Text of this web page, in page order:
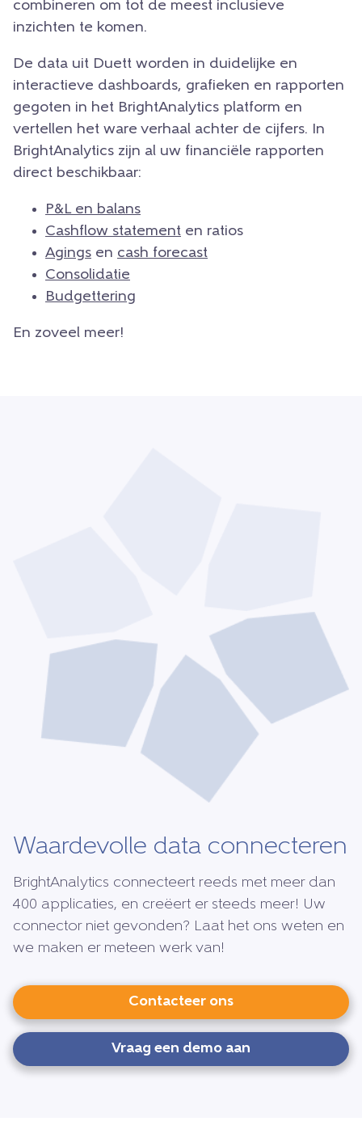
combineren om tot de meest inclusieve
inzichten te komen.
De data uit Duett worden in duidelijke en
interactieve dashboards, grafieken en rapporten
gegoten in het BrightAnalytics platform en
vertellen het ware verhaal achter de cijfers. In
BrightAnalytics zijn al uw financiële rapporten
direct beschikbaar:
P&L en balans
Cashflow statement en ratios
Agings en cash forecast
Consolidatie
Budgettering
En zoveel meer!
Waardevolle data connecteren
BrightAnalytics connecteert reeds met meer dan
400 applicaties, en creëert er steeds meer! Uw
connector niet gevonden? Laat het ons weten en
we maken er meteen werk van!
Contacteer ons
Vraag een demo aan